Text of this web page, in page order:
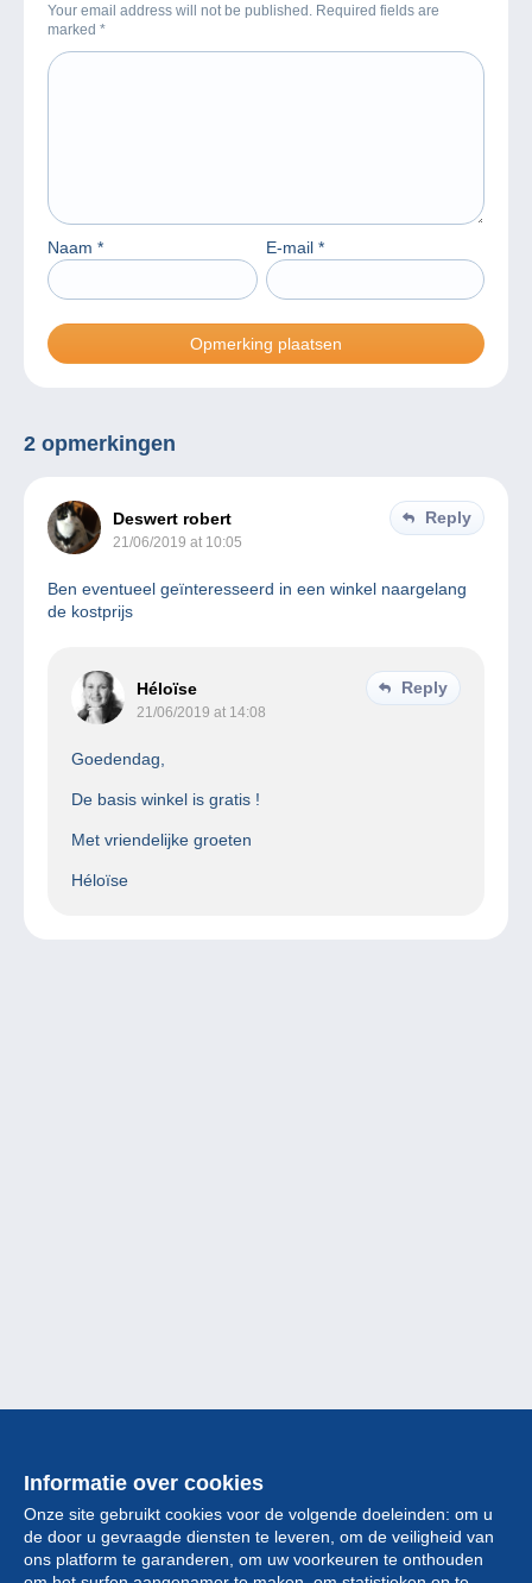
Your email address will not be published. Required fields are
marked *
Naam * E-mail *
2 opmerkingen
Deswert robert
21/06/2019 at 10:05
Reply
Ben eventueel geïnteresseerd in een winkel naargelang
de kostprijs
Héloïse
21/06/2019 at 14:08
Reply
Goedendag,
De basis winkel is gratis !
Met vriendelijke groeten
Héloïse
Informatie over cookies
Onze site gebruikt cookies voor de volgende doeleinden: om u
de door u gevraagde diensten te leveren, om de veiligheid van
ons platform te garanderen, om uw voorkeuren te onthouden